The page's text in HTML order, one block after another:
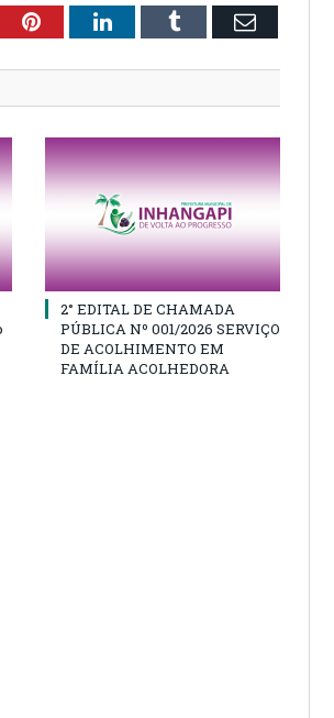
PinterestLinkedInTumblr Email
2° EDITAL DE CHAMADA
PÚBLICA Nº 001/2026 SERVIÇO
DE ACOLHIMENTO EM
FAMÍLIA ACOLHEDORA